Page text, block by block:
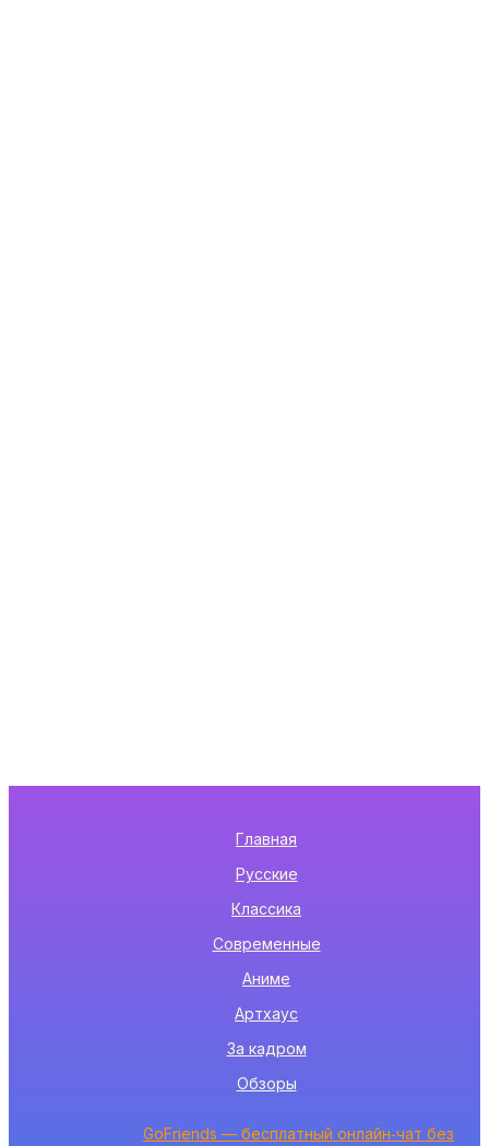
Главная
Русские
Классика
Современные
Аниме
Артхаус
За кадром
Обзоры
GoFriends — бесплатный онлайн‑чат без